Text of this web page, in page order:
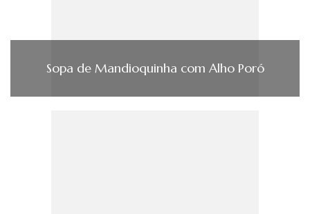
Sopa de Mandioquinha com Alho Poró